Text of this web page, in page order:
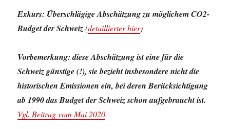
Exkurs: Überschlägige Abschätzung zu möglichem CO2-
Budget der Schweiz(detaillierter hier)
Vorbemerkung: diese Abschätzung ist eine für die
Schweiz günstige (!), sie bezieht insbesondere nicht die
historischen Emissionen ein, bei deren Berücksichtigung
ab 1990 das Budget der Schweiz schon aufgebraucht ist.
Vgl. Beitrag vom Mai 2020.